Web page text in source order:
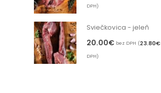
DPH)
Sviečkovica - jeleň
20.00€ bez DPH (23.80€
DPH)